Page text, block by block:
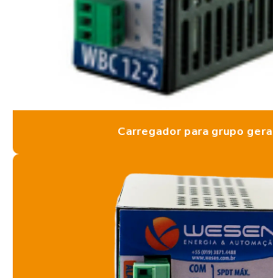
Carregador para grupo